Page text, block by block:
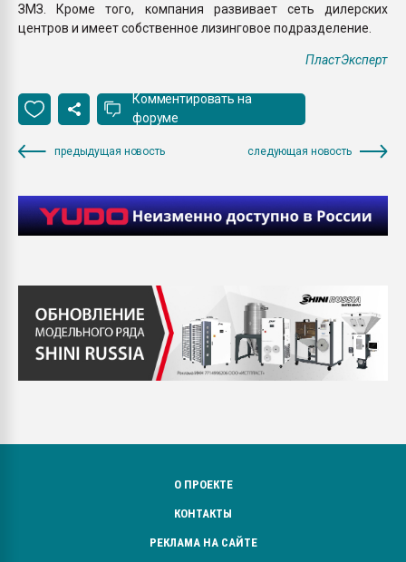
ЗМЗ. Кроме того, компания развивает сеть дилерских
центров и имеет собственное лизинговое подразделение.
ПластЭксперт
Комментировать на
форуме
предыдущая новость следующая новость
О ПРОЕКТЕ
КОНТАКТЫ
РЕКЛАМА НА САЙТЕ